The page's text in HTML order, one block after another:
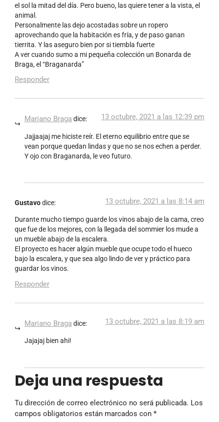
el sol la mitad del día. Pero bueno, las quiere tener a la vista, el
animal.
Personalmente las dejo acostadas sobre un ropero
aprovechando que la habitación es fría, y de paso ganan
tierrita. Y las aseguro bien por si tiembla fuerte
A ver cuando sumo a mi pequeña colección un Bonarda de
Braga, el “Braganarda”
Responder
Mariano Braga dice: 13 octubre, 2021 a las 12:39 pm
Jajjaajaj me hiciste reír. El eterno equilibrio entre que se
vean porque quedan lindas y que no se nos echen a perder.
Y ojo con Braganarda, le veo futuro.
Gustavodice: 13 octubre, 2021 a las 8:14 am
Durante mucho tiempo guarde los vinos abajo de la cama, creo
que fue de los mejores, con la llegada del sommier los mude a
un mueble abajo de la escalera.
El proyecto es hacer algún mueble que ocupe todo el hueco
bajo la escalera, y que sea algo lindo de ver y práctico para
guardar los vinos.
Responder
Mariano Braga dice: 13 octubre, 2021 a las 8:19 am
Jajajaj bien ahi!
Deja una respuesta
Tu dirección de correo electrónico no será publicada. Los
campos obligatorios están marcados con *